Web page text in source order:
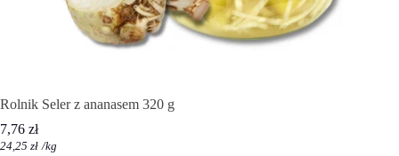
Rolnik Seler z ananasem 320 g
7,76 zł
24,25 zł /kg